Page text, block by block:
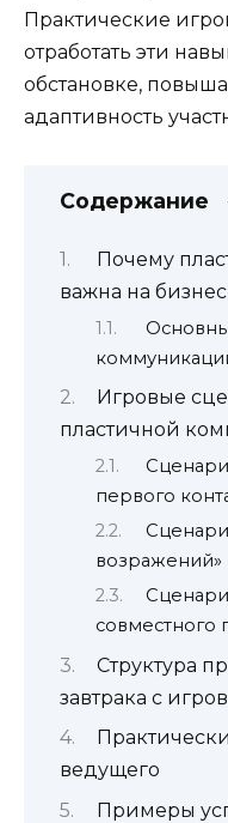
Практические
отработать эти
обстановке,
адаптивность
Содержание
Почему
важна на
Игровые
пластичной
первого
возражений»
совместного
Структура
завтрака с
ведущего
Примеры